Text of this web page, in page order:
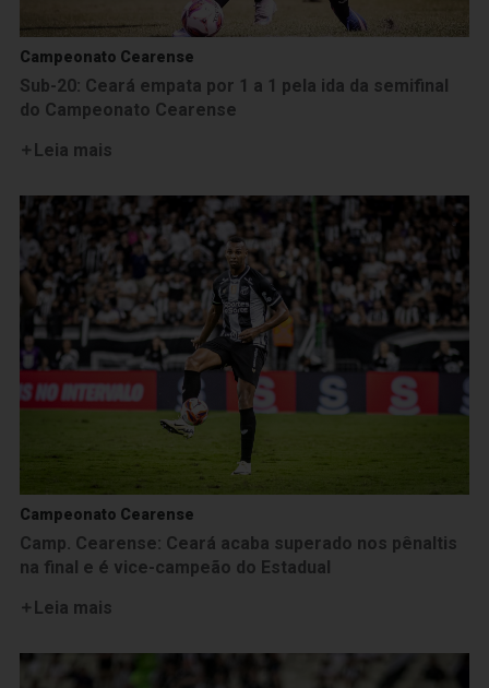
Campeonato Cearense
Sub-20: Ceará empata por 1 a 1 pela ida da semifinal
do Campeonato Cearense
Leia mais
Campeonato Cearense
Camp. Cearense: Ceará acaba superado nos pênaltis
na final e é vice-campeão do Estadual
Leia mais